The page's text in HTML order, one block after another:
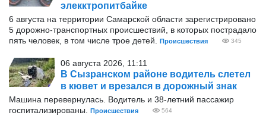
элекктропитбайке
6 августа на территории Самарской области зарегистрировано
5 дорожно-транспортных происшествий, в которых пострадало
пять человек, в том числе трое детей.
Происшествия 345
06 августа 2026, 11:11
В Сызранском районе водитель слетел
в кювет и врезался в дорожный знак
Машина перевернулась. Водитель и 38-летний пассажир
госпитализированы.
Происшествия 564